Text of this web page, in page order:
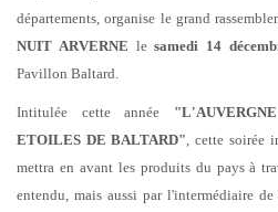
départements, organise le grand
NUIT ARVERNE lesamedi 14
Pavillon Baltard.
Intitulée cette année
ETOILES DE BALTARD" , cette soirée
mettra en avant les produits du pays à
entendu, mais aussi par l'intermédiaire